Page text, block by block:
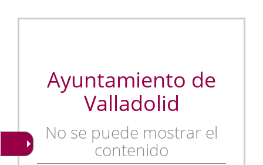
Ayuntamiento de
Valladolid
No se puede mostrar el
contenido